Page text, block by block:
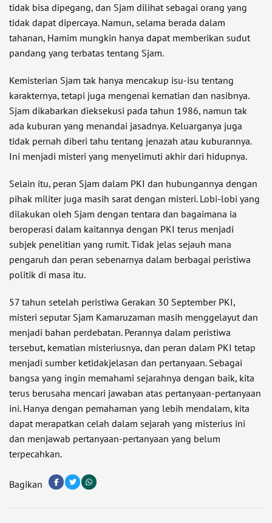
tidak bisa dipegang, dan Sjam dilihat sebagai orang yang
tidak dapat dipercaya. Namun, selama berada dalam
tahanan, Hamim mungkin hanya dapat memberikan sudut
pandang yang terbatas tentang Sjam.
Kemisterian Sjam tak hanya mencakup isu-isu tentang
karakternya, tetapi juga mengenai kematian dan nasibnya.
Sjam dikabarkan dieksekusi pada tahun 1986, namun tak
ada kuburan yang menandai jasadnya. Keluarganya juga
tidak pernah diberi tahu tentang jenazah atau kuburannya.
Ini menjadi misteri yang menyelimuti akhir dari hidupnya.
Selain itu, peran Sjam dalam PKI dan hubungannya dengan
pihak militer juga masih sarat dengan misteri. Lobi-lobi yang
dilakukan oleh Sjam dengan tentara dan bagaimana ia
beroperasi dalam kaitannya dengan PKI terus menjadi
subjek penelitian yang rumit. Tidak jelas sejauh mana
pengaruh dan peran sebenarnya dalam berbagai peristiwa
politik di masa itu.
57 tahun setelah peristiwa Gerakan 30 September PKI,
misteri seputar Sjam Kamaruzaman masih menggelayut dan
menjadi bahan perdebatan. Perannya dalam peristiwa
tersebut, kematian misteriusnya, dan peran dalam PKI tetap
menjadi sumber ketidakjelasan dan pertanyaan. Sebagai
bangsa yang ingin memahami sejarahnya dengan baik, kita
terus berusaha mencari jawaban atas pertanyaan-pertanyaan
ini. Hanya dengan pemahaman yang lebih mendalam, kita
dapat merapatkan celah dalam sejarah yang misterius ini
dan menjawab pertanyaan-pertanyaan yang belum
terpecahkan.
Bagikan